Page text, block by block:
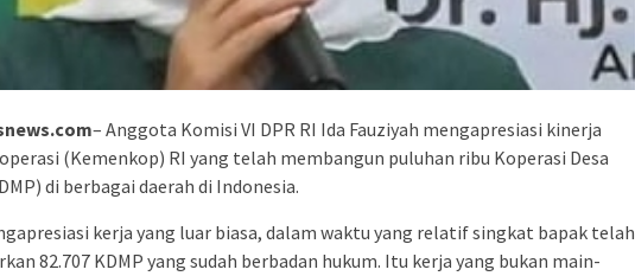
– Anggota Komisi VI DPR RI Ida Fauziyah mengapresiasi kinerja
(Kemenkop) RI yang telah membangun puluhan ribu Koperasi Desa
di berbagai daerah di Indonesia.
kerja yang luar biasa, dalam waktu yang relatif singkat bapak telah
82.707 KDMP yang sudah berbadan hukum. Itu kerja yang bukan main-